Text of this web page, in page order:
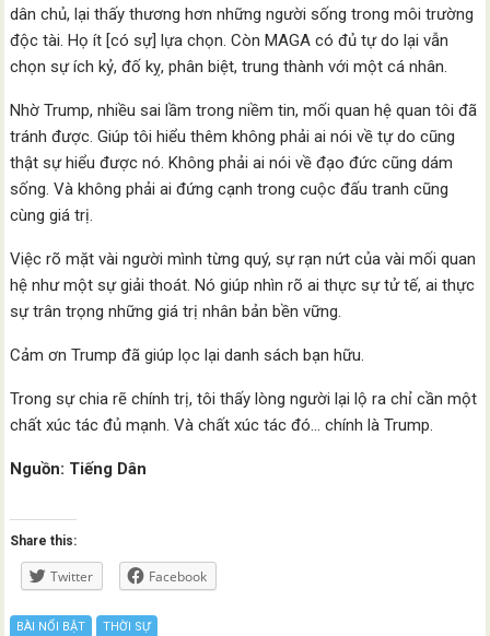
dân chủ, lại thấy thương hơn những người sống trong môi trường
độc tài. Họ ít [có sự] lựa chọn. Còn MAGA có đủ tự do lại vẫn
chọn sự ích kỷ, đố kỵ, phân biệt, trung thành với một cá nhân.
Nhờ Trump, nhiều sai lầm trong niềm tin, mối quan hệ quan tôi đã
tránh được. Giúp tôi hiểu thêm không phải ai nói về tự do cũng
thật sự hiểu được nó. Không phải ai nói về đạo đức cũng dám
sống. Và không phải ai đứng cạnh trong cuộc đấu tranh cũng
cùng giá trị.
Việc rõ mặt vài người mình từng quý, sự rạn nứt của vài mối quan
hệ như một sự giải thoát. Nó giúp nhìn rõ ai thực sự tử tế, ai thực
sự trân trọng những giá trị nhân bản bền vững.
Cảm ơn Trump đã giúp lọc lại danh sách bạn hữu.
Trong sự chia rẽ chính trị, tôi thấy lòng người lại lộ ra chỉ cần một
chất xúc tác đủ mạnh. Và chất xúc tác đó… chính là Trump.
Nguồn: Tiếng Dân
Share this:
Twitter Facebook
BÀI NỔI BẬT THỜI SỰ